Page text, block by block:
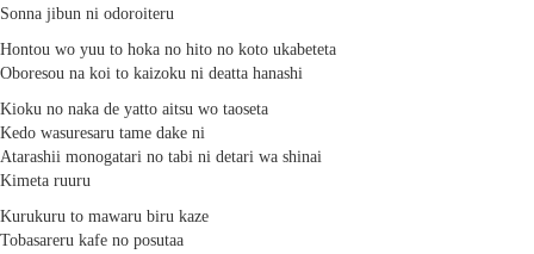
Sonna jibun ni odoroiteru
Hontou wo yuu to hoka no hito no koto ukabeteta
Oboresou na koi to kaizoku ni deatta hanashi
Kioku no naka de yatto aitsu wo taoseta
Kedo wasuresaru tame dake ni
Atarashii monogatari no tabi ni detari wa shinai
Kimeta ruuru
Kurukuru to mawaru biru kaze
Tobasareru kafe no posutaa